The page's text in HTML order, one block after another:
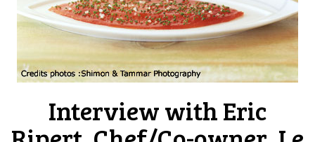
Interview with Eric